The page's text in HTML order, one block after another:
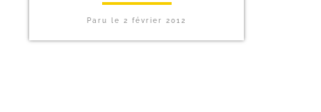
Paru le2 février 2012